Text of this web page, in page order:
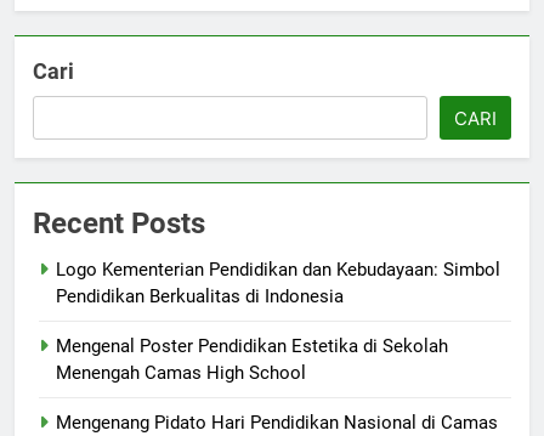
Cari
CARI
Recent Posts
Logo Kementerian Pendidikan dan Kebudayaan: Simbol
Pendidikan Berkualitas di Indonesia
Mengenal Poster Pendidikan Estetika di Sekolah
Menengah Camas High School
Mengenang Pidato Hari Pendidikan Nasional di Camas